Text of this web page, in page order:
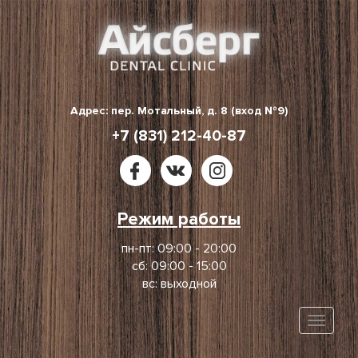
Skip
to
content
Адрес: пер. Мотальный, д. 8 (вход №9)
+7 (831) 212-40-87
Режим работы
пн-пт: 09:00 - 20:00
сб: 09:00 - 15:00
вс: выходной
Toggle